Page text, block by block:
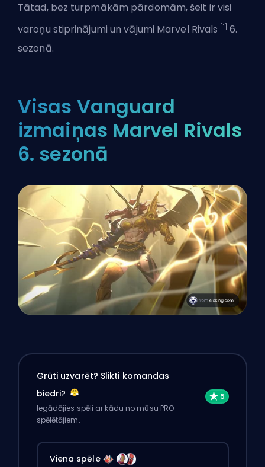
Tātad, bez turpmākām pārdomām, šeit ir visi
varoņu stiprinājumi un vājumi Marvel Rivals [1] 6.
sezonā.
Visas Vanguard
izmaiņas Marvel Rivals
6. sezonā
Grūti uzvarēt? Slikti komandas
biedri?
Iegādājies spēli ar kādu no mūsu PRO
spēlētājiem.
Viena spēle